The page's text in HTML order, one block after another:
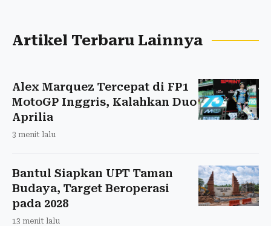
Artikel Terbaru Lainnya
Alex Marquez Tercepat di FP1
MotoGP Inggris, Kalahkan Duo
Aprilia
3 menit lalu
Bantul Siapkan UPT Taman
Budaya, Target Beroperasi
pada 2028
13 menit lalu